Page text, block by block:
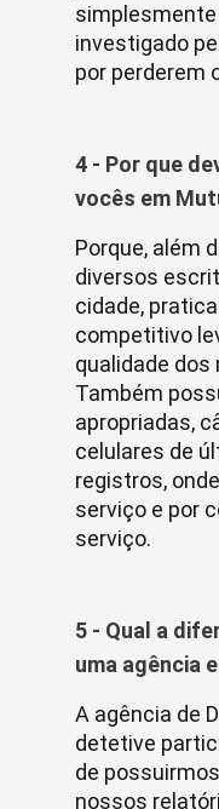
investigado
por perderem
4 - Por que
vocês em
Porque, além
diversos
cidade,
competitivo
qualidade
Também
apropriadas,
celulares de
registros,
serviço e por
serviço.
5 - Qual a
uma agência
A agência de
detetive
de
nossos